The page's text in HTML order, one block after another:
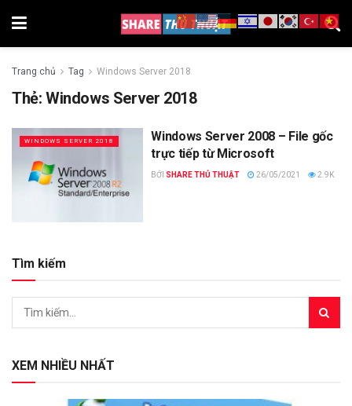
Trang chủ Tag Windows Server 2018
Thẻ:Windows Server 2018
WINDOWS SERVER 2018
Windows Server 2008 – File gốc
trực tiếp từ Microsoft
BỞI SHARE THỦ THUẬT 26/05/2021 2.9K
Tìm kiếm
XEM NHIỀU NHẤT